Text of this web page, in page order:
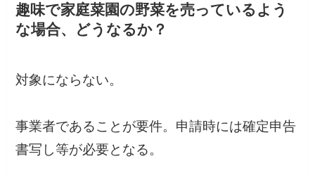
趣味で家庭菜園の野菜を売っているよう
な場合、どうなるか？
対象にならない。
事業者であることが要件。申請時には確定申告
書写し等が必要となる。